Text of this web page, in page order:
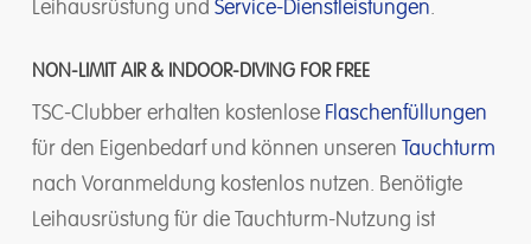
Leihausrüstung und Service-Dienstleistungen.
NON-LIMIT AIR & INDOOR-DIVING FOR FREE
TSC-Clubber erhalten kostenlose Flaschenfüllungen
für den Eigenbedarf und können unseren Tauchturm
nach Voranmeldung kostenlos nutzen. Benötigte
Leihausrüstung für die Tauchturm-Nutzung ist